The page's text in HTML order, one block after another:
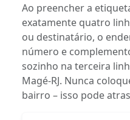
Ao preencher a
exatamente quatro
ou destinatário, o
número e
sozinho na terceira
Magé-RJ. Nunca
bairro – isso pode